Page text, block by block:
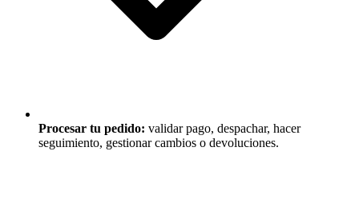
Procesar tu pedido: validar pago, despachar, hacer
seguimiento, gestionar cambios o devoluciones.